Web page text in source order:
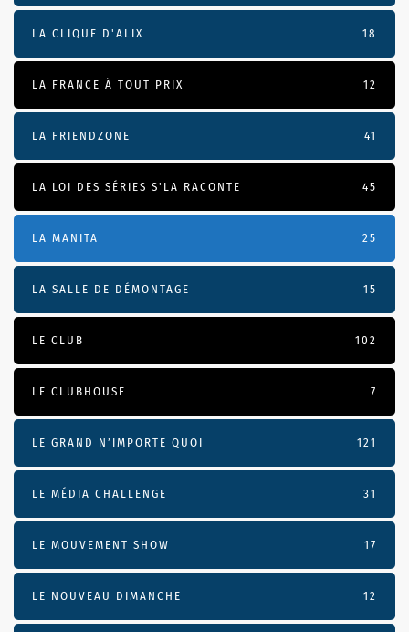
LA CLIQUE D'ALIX 18
LA FRANCE À TOUT PRIX 12
LA FRIENDZONE 41
LA LOI DES SÉRIES S'LA RACONTE 45
LA MANITA 25
LA SALLE DE DÉMONTAGE 15
LE CLUB 102
LE CLUBHOUSE 7
LE GRAND N’IMPORTE QUOI 121
LE MÉDIA CHALLENGE 31
LE MOUVEMENT SHOW 17
LE NOUVEAU DIMANCHE 12